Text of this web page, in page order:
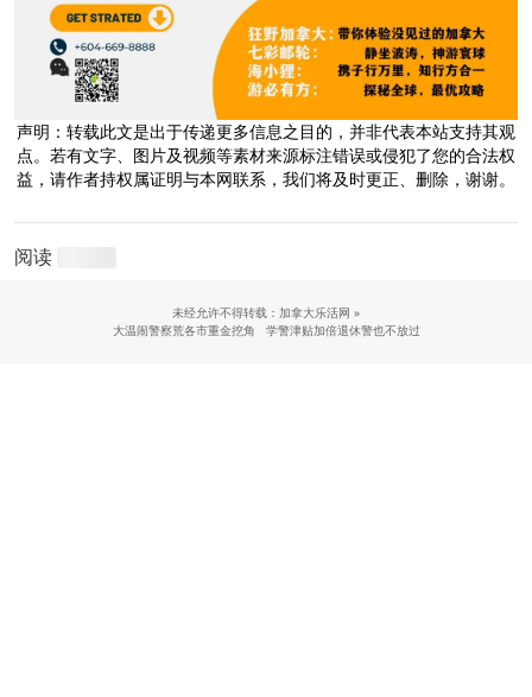
声明：转载此文是出于传递更多信息之目的，并非代表本站支持其观
点。若有文字、图片及视频等素材来源标注错误或侵犯了您的合法权
益，请作者持权属证明与本网联系，我们将及时更正、删除，谢谢。
阅读
未经允许不得转载：加拿大乐活网 »
大温闹警察荒各市重金挖角 学警津贴加倍退休警也不放过